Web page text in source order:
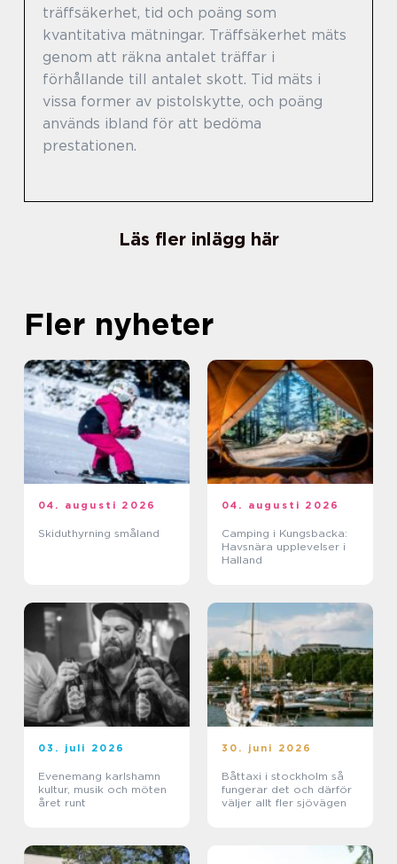
träffsäkerhet, tid och poäng som
kvantitativa mätningar. Träffsäkerhet mäts
genom att räkna antalet träffar i
förhållande till antalet skott. Tid mäts i
vissa former av pistolskytte, och poäng
används ibland för att bedöma
prestationen.
Läs fler inlägg här
Fler nyheter
04. augusti 2026
Skiduthyrning småland
04. augusti 2026
Camping i Kungsbacka:
Havsnära upplevelser i
Halland
03. juli 2026
Evenemang karlshamn
kultur, musik och möten
året runt
30. juni 2026
Båttaxi i stockholm så
fungerar det och därför
väljer allt fler sjövägen